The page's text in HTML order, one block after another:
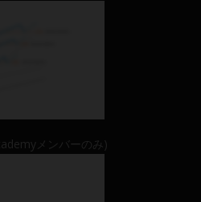
メンバーのみ)